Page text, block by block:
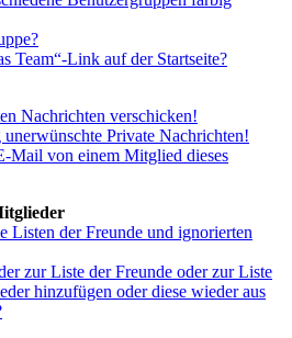
Team“-Link auf der Startseite?
Nachrichten verschicken!
Private Nachrichten!
Mail von einem Mitglied dieses
Listen der Freunde und ignorierten
zur Liste der Freunde oder zur Liste
hinzufügen oder diese wieder aus